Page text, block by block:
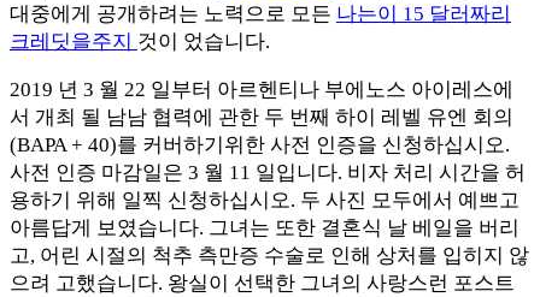
대중에게 공개하려는 노력으로 모든 나는이 15 달러짜리
크레딧을주지 것이 었습니다.
2019 년 3 월 22 일부터 아르헨티나 부에노스 아이레스에
서 개최 될 남남 협력에 관한 두 번째 하이 레벨 유엔 회의
(BAPA + 40)를 커버하기위한 사전 인증을 신청하십시오.
사전 인증 마감일은 3 월 11 일입니다. 비자 처리 시간을 허
용하기 위해 일찍 신청하십시오. 두 사진 모두에서 예쁘고
아름답게 보였습니다. 그녀는 또한 결혼식 날 베일을 버리
고, 어린 시절의 척추 측만증 수술로 인해 상처를 입히지 않
으려 고했습니다. 왕실이 선택한 그녀의 사랑스런 포스트